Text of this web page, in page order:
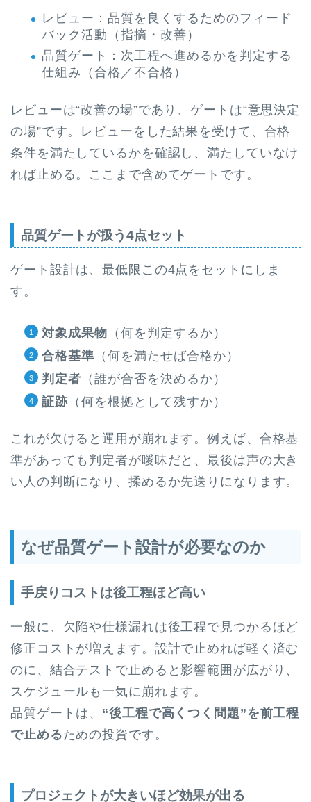
レビュー：品質を良くするためのフィード
バック活動（指摘・改善）
品質ゲート：次工程へ進めるかを判定する
仕組み（合格／不合格）
レビューは“改善の場”であり、ゲートは“意思決定
の場”です。レビューをした結果を受けて、合格
条件を満たしているかを確認し、満たしていなけ
れば止める。ここまで含めてゲートです。
品質ゲートが扱う4点セット
ゲート設計は、最低限この4点をセットにしま
す。
対象成果物 （何を判定するか）
合格基準 （何を満たせば合格か）
判定者 （誰が合否を決めるか）
証跡 （何を根拠として残すか）
これが欠けると運用が崩れます。例えば、合格基
準があっても判定者が曖昧だと、最後は声の大き
い人の判断になり、揉めるか先送りになります。
なぜ品質ゲート設計が必要なのか
手戻りコストは後工程ほど高い
一般に、欠陥や仕様漏れは後工程で見つかるほど
修正コストが増えます。設計で止めれば軽く済む
のに、結合テストで止めると影響範囲が広がり、
スケジュールも一気に崩れます。
品質ゲートは、 “後工程で高くつく問題”を前工程
で止めるための投資です。
プロジェクトが大きいほど効果が出る